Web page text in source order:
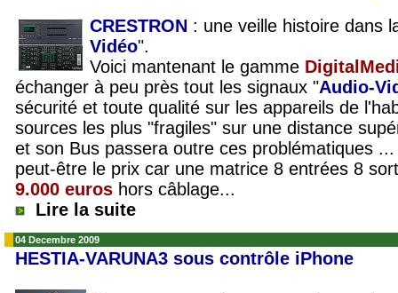
CRESTRON : une veille histoire dans
Vidéo".
Voici mantenant le gamme
échanger à peu près tout les signaux "Audio-
sécurité et toute qualité sur les appareils de
sources les plus "fragiles" sur une distance
et son Bus passera outre ces problématiques
peut-être le prix car une matrice 8 entrées 8
9.000 euros hors câblage...
Lire la suite
04 Decembre 2009
HESTIA-VARUNA3 sous contrôle iPhone